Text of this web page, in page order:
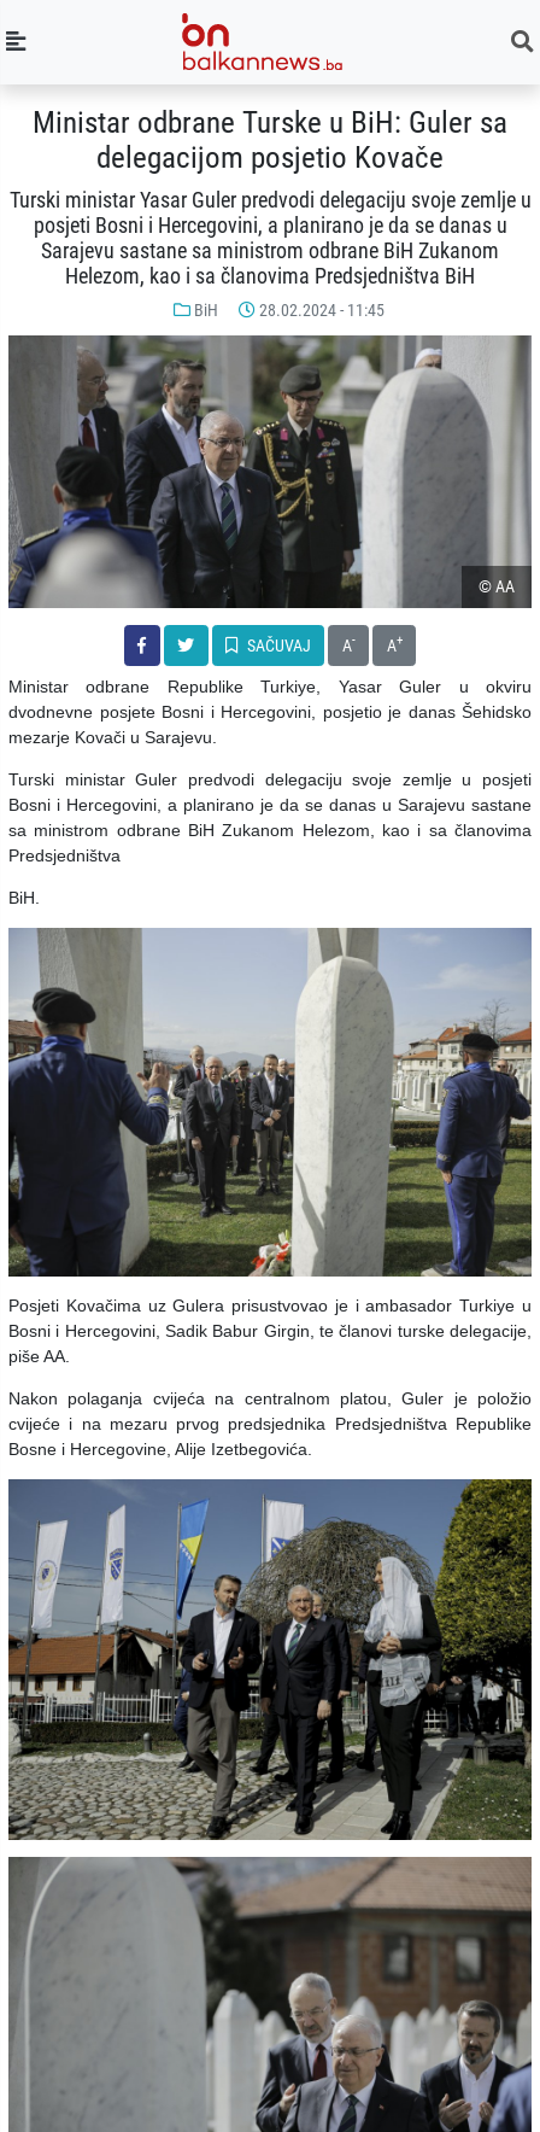
Ministar odbrane Turske u BiH: Guler sa
delegacijom posjetio Kovače
Turski ministar Yasar Guler predvodi delegaciju svoje zemlje u
posjeti Bosni i Hercegovini, a planirano je da se danas u
Sarajevu sastane sa ministrom odbrane BiH Zukanom
Helezom, kao i sa članovima Predsjedništva BiH
BiH 28.02.2024 - 11:45
© AA
SAČUVAJ A- A+
Ministar odbrane Republike Turkiye, Yasar Guler u okviru
dvodnevne posjete Bosni i Hercegovini, posjetio je danas Šehidsko
mezarje Kovači u Sarajevu.
Turski ministar Guler predvodi delegaciju svoje zemlje u posjeti
Bosni i Hercegovini, a planirano je da se danas u Sarajevu sastane
sa ministrom odbrane BiH Zukanom Helezom, kao i sa članovima
Predsjedništva
BiH.
Posjeti Kovačima uz Gulera prisustvovao je i ambasador Turkiye u
Bosni i Hercegovini, Sadik Babur Girgin, te članovi turske delegacije,
piše AA.
Nakon polaganja cvijeća na centralnom platou, Guler je položio
cvijeće i na mezaru prvog predsjednika Predsjedništva Republike
Bosne i Hercegovine, Alije Izetbegovića.